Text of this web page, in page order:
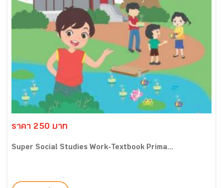
ราคา 250 บาท
Super Social Studies Work-Textbook Prima...